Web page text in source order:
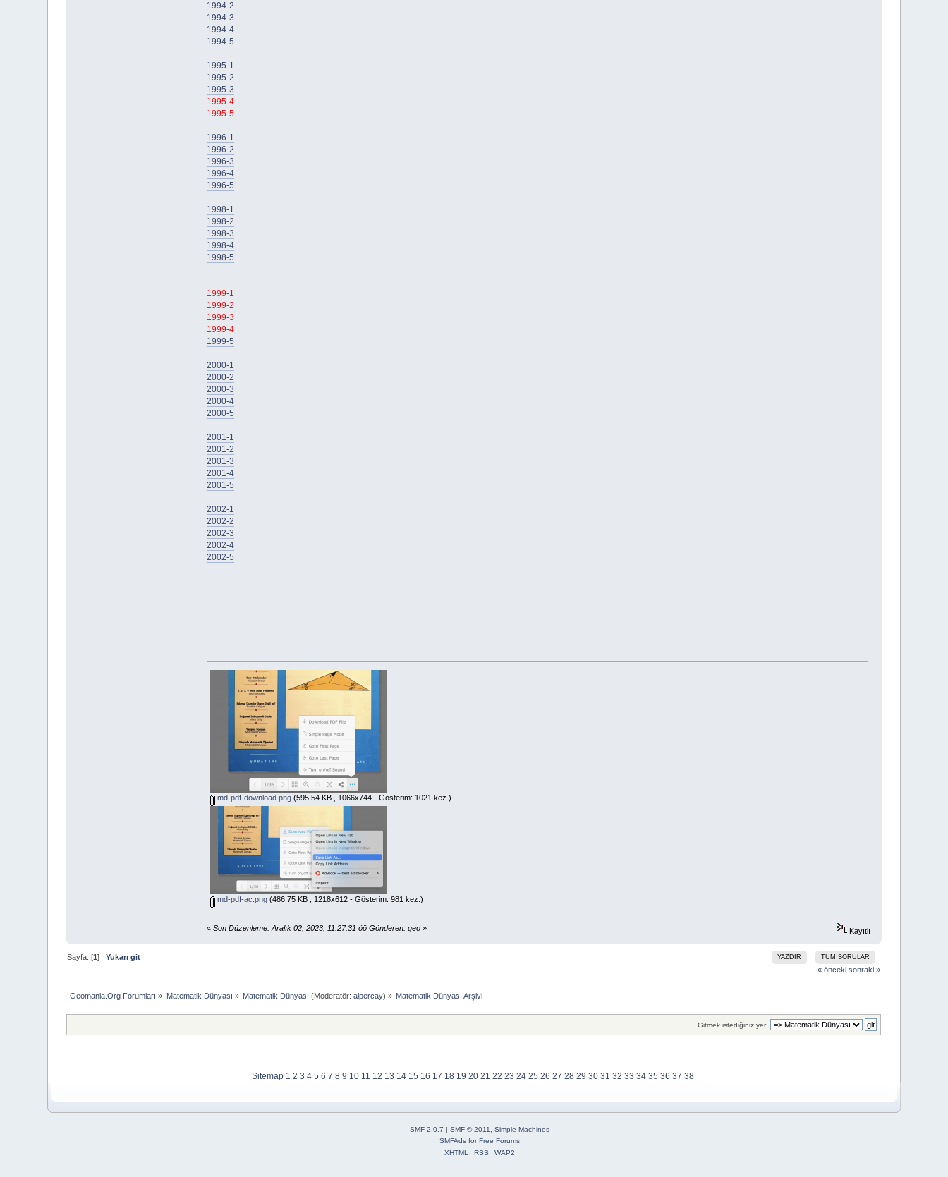
1994-2
1994-3
1994-4
1994-5
1995-1
1995-2
1995-3
1995-4
1995-5
1996-1
1996-2
1996-3
1996-4
1996-5
1998-1
1998-2
1998-3
1998-4
1998-5
1999-1
1999-2
1999-3
1999-4
1999-5
2000-1
2000-2
2000-3
2000-4
2000-5
2001-1
2001-2
2001-3
2001-4
2001-5
2002-1
2002-2
2002-3
2002-4
2002-5
md-pdf-download.png (595.54 KB , 1066x744 - Gösterim: 1021 kez.)
md-pdf-ac.png (486.75 KB , 1218x612 - Gösterim: 981 kez.)
« Son Düzenleme: Aralık 02, 2023, 11:27:31 öö Gönderen: geo» Kayıtlı
YAZDIR TÜM SORULAR
Sayfa: [1]Yukarı git
« önceki sonraki »
Geomania.Org Forumları » Matematik Dünyası » Matematik Dünyası (Moderatör:alpercay) » Matematik Dünyası Arşivi
Gitmek istediğiniz yer:
Sitemap 1 2 3 4 5 6 7 8 9 10 11 12 13 14 15 16 17 18 19 20 21 22 23 24 25 26 27 28 29 30 31 32 33 34 35 36 37 38
SMF 2.0.7 | SMF © 2011
Simple Machines
SMFAdsforFree Forums
XHTML
RSS WAP2